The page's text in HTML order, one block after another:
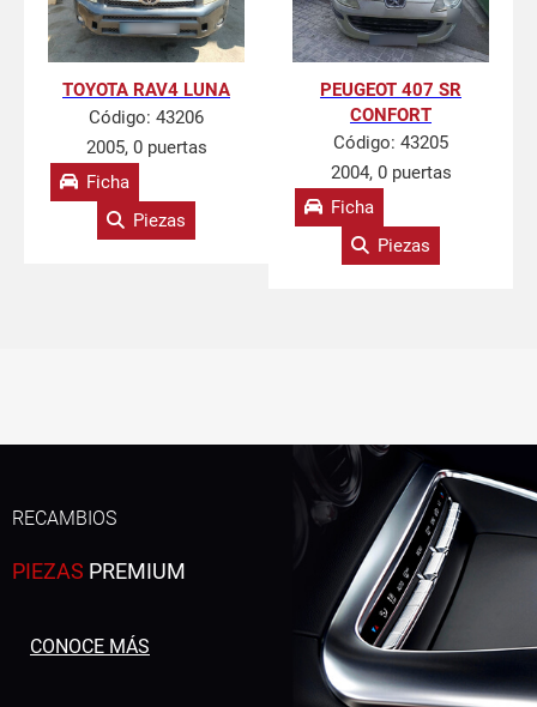
TOYOTA RAV4 LUNA
Código: 43206
2005, 0 puertas
Ficha
Piezas
PEUGEOT 407 SR
CONFORT
Código: 43205
2004, 0 puertas
Ficha
Piezas
RECAMBIOS
PIEZAS PREMIUM
CONOCE MÁS